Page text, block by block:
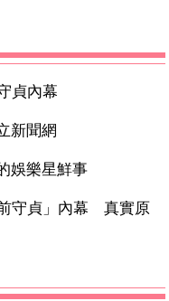
貞內幕
新聞網
娛樂星鮮事
守貞」內幕 真實原